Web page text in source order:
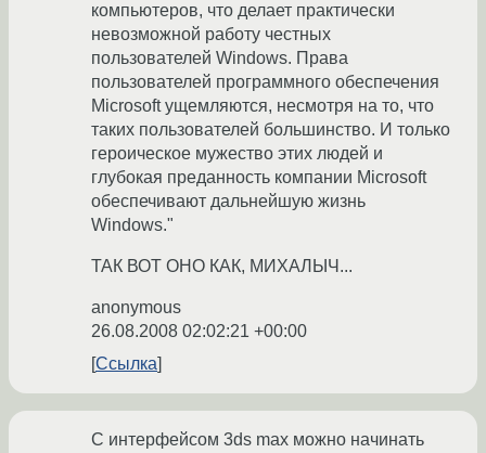
компьютеров, что делает практически
невозможной работу честных
пользователей Windows. Права
пользователей программного обеспечения
Microsoft ущемляются, несмотря на то, что
таких пользователей большинство. И только
героическое мужество этих людей и
глубокая преданность компании Microsoft
обеспечивают дальнейшую жизнь
Windows."
ТАК ВОТ ОНО КАК, МИХАЛЫЧ...
anonymous
26.08.2008 02:02:21 +00:00
Ссылка
С интерфейсом 3ds max можно начинать